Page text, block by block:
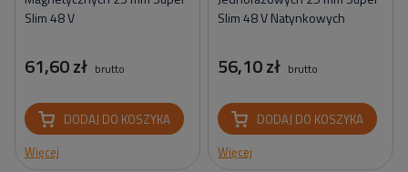
Slim 48 V
61,60 zł brutto
DODAJ DO KOSZYKA
Więcej
Slim 48 V Natynkowych
56,10 zł brutto
DODAJ DO KOSZYKA
Więcej